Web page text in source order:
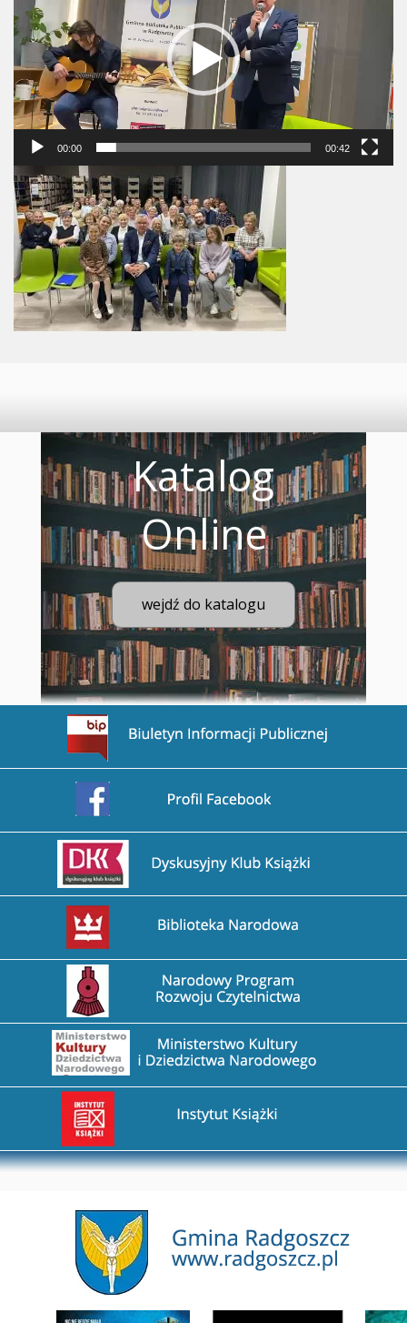
00:00 00:42
Katalog
Online
wejdź do katalogu
Przejdź na stronę BIP
Przejdź na stronę Facebook
Przejdź na stronę DDK
Przejdź na stronę Biblioteka Narodowa
Przejdź na stronę Narodowy Program Rozwoju
Przejdź na stronę Ministerstwo Kultury i Dziedzictwa
Przejdź na stronę Instytut Książki